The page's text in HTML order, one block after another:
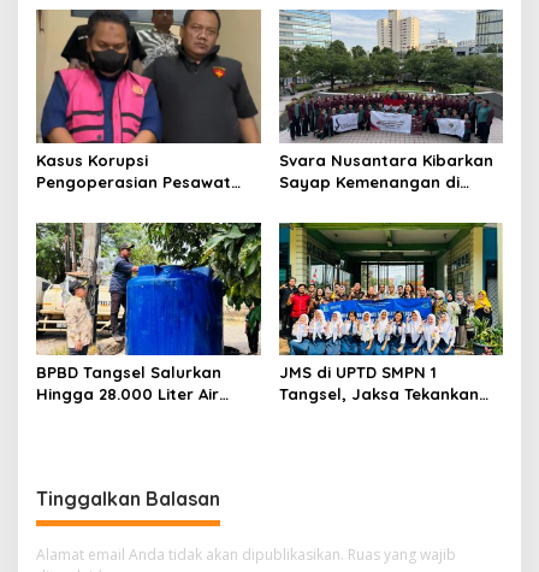
kepada pelajar UPTD SMPN
23
Mitra Binaan dengan
Sentuhan Kemanusiaan dan
Keberlanjutan
Kasus Korupsi
Pengoperasian Pesawat
Development Ditetapkan
Tersangka
Svara Nusantara Kibarkan
Sayap Kemenangan di
BPBD Tangsel Salurkan
Hingga 28.000 Liter Air
JMS di UPTD SMPN 1
Tangsel, Jaksa Tekankan
Tinggalkan Balasan
Alamat email Anda tidak akan dipublikasikan. Ruas yang wajib